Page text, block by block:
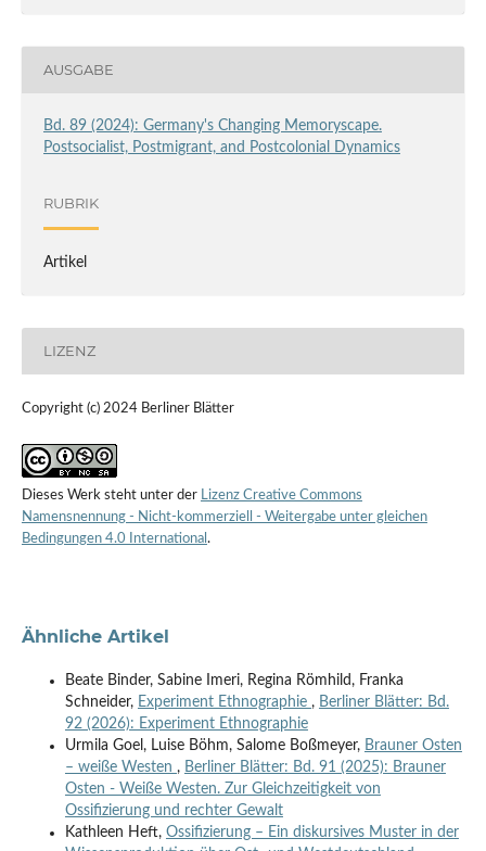
AUSGABE
Bd. 89 (2024): Germany's Changing Memoryscape.
Postsocialist, Postmigrant, and Postcolonial Dynamics
RUBRIK
Artikel
LIZENZ
Copyright (c) 2024 Berliner Blätter
Dieses Werk steht unter der Lizenz Creative Commons
Namensnennung - Nicht-kommerziell - Weitergabe unter gleichen
Bedingungen 4.0 International .
Ähnliche Artikel
Beate Binder, Sabine Imeri, Regina Römhild, Franka
Schneider, Experiment Ethnographie , Berliner Blätter: Bd.
92 (2026): Experiment Ethnographie
Urmila Goel, Luise Böhm, Salome Boßmeyer, Brauner Osten
– weiße Westen , Berliner Blätter: Bd. 91 (2025): Brauner
Osten - Weiße Westen. Zur Gleichzeitigkeit von
Ossifizierung und rechter Gewalt
Kathleen Heft, Ossifizierung – Ein diskursives Muster in der